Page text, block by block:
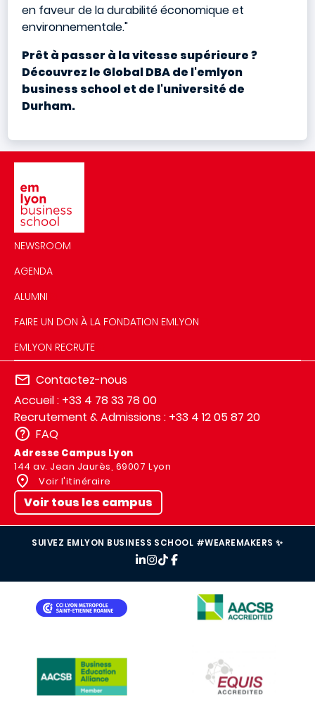
en faveur de la durabilité économique et
environnementale."
Prêt à passer à la vitesse supérieure ?
Découvrez le Global DBA de l'emlyon
business school et de l'université de
Durham.
NEWSROOM
AGENDA
ALUMNI
FAIRE UN DON À LA FONDATION EMLYON
EMLYON RECRUTE
Contactez-nous
Accueil : +33 4 78 33 78 00
Recrutement & Admissions : +33 4 12 05 87 20
FAQ
Adresse Campus Lyon
144 av. Jean Jaurès, 69007 Lyon
Voir l'itinéraire
Voir tous les campus
SUIVEZ EMLYON BUSINESS SCHOOL #WEAREMAKERS ✨
IMAGE